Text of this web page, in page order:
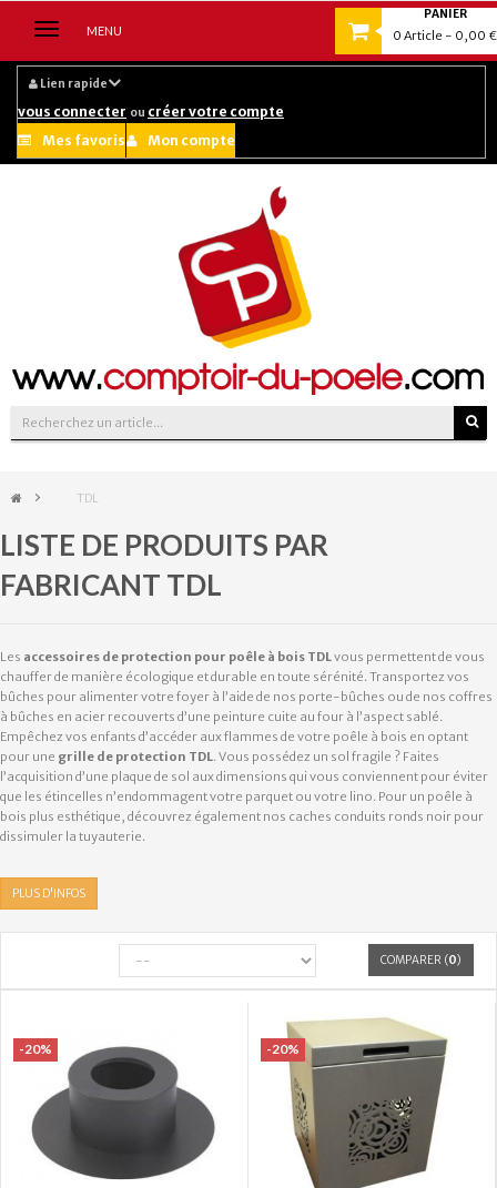
Lien rapide
vous connecter ou créer votre compte
Mes favoris
Mon compte
PANIER
0 Article - 0,00 €
Suivez-nous sur :
Navigation
MENU
&gt; TDL
LISTE DE PRODUITS PAR
FABRICANT TDL
Les accessoires de protection pour poêle à bois TDLvous permettent de vous
chauffer de manière écologique et durable en toute sérénité. Transportez vos
bûches pour alimenter votre foyer à l’aide de nos porte-bûches ou de nos coffres
à bûches en acier recouverts d’une peinture cuite au four à l’aspect sablé.
Empêchez vos enfants d’accéder aux flammes de votre poêle à bois en optant
pour une grille de protection TDL. Vous possédez un sol fragile ? Faites
l’acquisition d’une plaque de sol aux dimensions qui vous conviennent pour éviter
que les étincelles n’endommagent votre parquet ou votre lino. Pour un poêle à
bois plus esthétique, découvrez également nos caches conduits ronds noir pour
dissimuler la tuyauterie.
PLUS D'INFOS
COMPARER (0)
-20% -20%